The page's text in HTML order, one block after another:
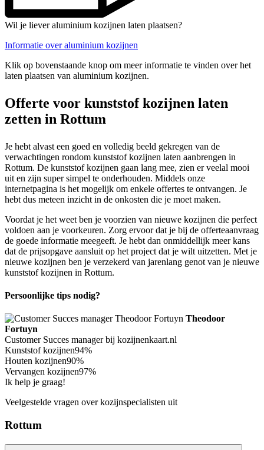
Wil je liever aluminium kozijnen laten plaatsen?
Informatie over aluminium kozijnen
Klik op bovenstaande knop om meer informatie te vinden over het
laten plaatsen van aluminium kozijnen.
Offerte voor kunststof kozijnen laten
zetten in Rottum
Je hebt alvast een goed en volledig beeld gekregen van de
verwachtingen rondom kunststof kozijnen laten aanbrengen in
Rottum. De kunststof kozijnen gaan lang mee, zien er veelal mooi
uit en zijn super simpel te onderhouden. Middels onze
internetpagina is het mogelijk om enkele offertes te ontvangen. Je
hebt dus meteen inzicht in de onkosten die je moet maken.
Voordat je het weet ben je voorzien van nieuwe kozijnen die perfect
voldoen aan je voorkeuren. Zorg ervoor dat je bij de offerteaanvraag
de goede informatie meegeeft. Je hebt dan onmiddellijk meer kans
dat de prijsopgave aansluit op het project dat je wilt uitzetten. Met je
nieuwe kozijnen ben je verzekerd van jarenlang genot van je nieuwe
kunststof kozijnen in Rottum.
Persoonlijke tips nodig?
Theodoor
Fortuyn
Customer Succes manager bij kozijnenkaart.nl
Kunststof kozijnen94%
Houten kozijnen90%
Vervangen kozijnen97%
Ik help je graag!
Veelgestelde vragen over kozijnspecialisten uit
Rottum